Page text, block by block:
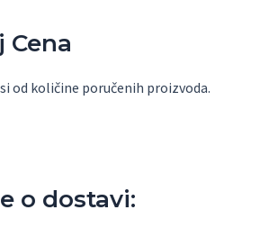
Cena
od količine poručenih proizvoda.
o dostavi: